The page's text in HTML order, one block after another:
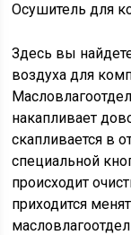
Осушитель для
Здесь вы
воздуха для
накапливает
скапливается в
специальной
происходит
приходится